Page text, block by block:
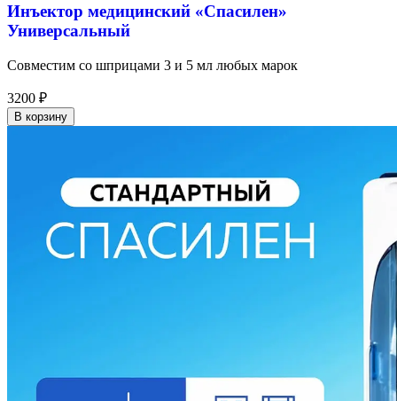
Инъектор медицинский «Спасилен»
Универсальный
Совместим со шприцами 3 и 5 мл любых марок
3200 ₽
В корзину